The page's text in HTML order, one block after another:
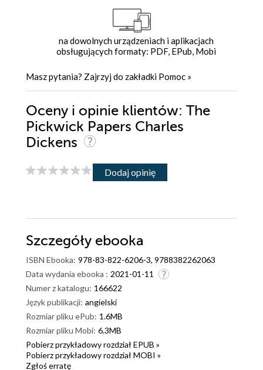
na dowolnych urządzeniach i aplikacjach
obsługujących formaty: PDF, EPub, Mobi
Masz pytania? Zajrzyj do zakładki Pomoc »
Oceny i opinie klientów: The
Pickwick Papers Charles
Dickens
Dodaj opinię
Szczegóły ebooka
ISBN Ebooka: 978-83-822-6206-3, 9788382262063
Data wydania ebooka : 2021-01-11
Numer z katalogu: 166622
Język publikacji: angielski
Rozmiar pliku ePub: 1.6MB
Rozmiar pliku Mobi: 6.3MB
Pobierz przykładowy rozdział EPUB »
Pobierz przykładowy rozdział MOBI »
Zgłoś erratę